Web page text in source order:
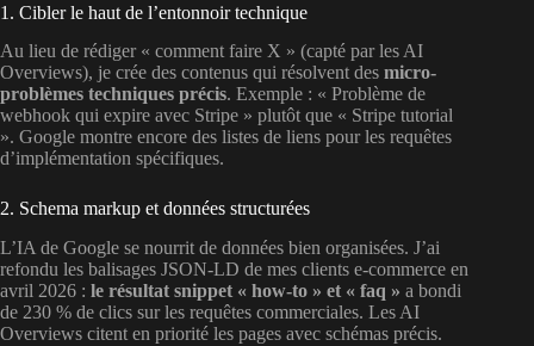
1. Cibler le haut de l’entonnoir technique
Au lieu de rédiger « comment faire X » (capté par les AI
Overviews), je crée des contenus qui résolvent des micro-
problèmes techniques précis. Exemple : « Problème de
webhook qui expire avec Stripe » plutôt que « Stripe tutorial
». Google montre encore des listes de liens pour les requêtes
d’implémentation spécifiques.
2. Schema markup et données structurées
L’IA de Google se nourrit de données bien organisées. J’ai
refondu les balisages JSON-LD de mes clients e-commerce en
avril 2026 : le résultat snippet « how-to » et « faq » a bondi
de 230 % de clics sur les requêtes commerciales. Les AI
Overviews citent en priorité les pages avec schémas précis.